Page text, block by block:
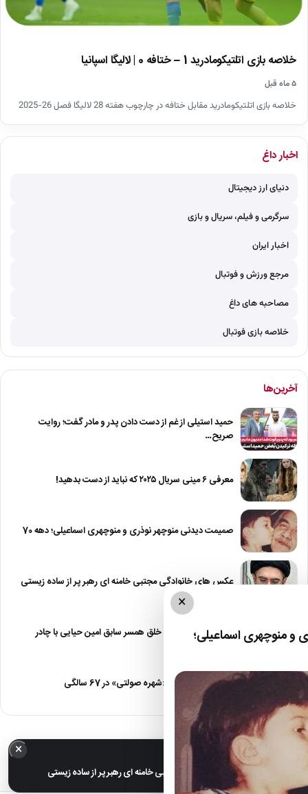
خلاصه بازی اتلتیکومادرید 1 – ختافه 0 | لالیگا اسپانیا
۵ ماه قبل
خلاصه بازی اتلتیکومادرید مقابل ختافه در چارچوب هفته 28 لالیگا فصل 26-2025
اخبار داغ
دنیای ارز دیجیتال
سرگرمی و فیلم، سریال و بازی
اخبار ایران
مرجع ورزش و فوتبال
مصاحبه های داغ
خلاصه بازی فوتبال
آخرین‌ها
حمید استیلی از غم از دست دادن پدر و مادر گفت؛ روایت
صریح…
معرفی ۶ مینی سریال ۲۰۲۵ که نباید از دست بدهید!
صمیمت دیدنی منوچهر نوذری و منوچهری اسماعیلی؛ دهه 70
عکس های خانوادگی مجتبی خامنه ای رهبر پر از ساده زیستی
عکس| نیلوفر خوش خلق همسر سابق امین حیایی با چادر
عکس| تغییر چهره «شهره صولتی» در 67 سالگی
×
منوچهری اسماعیلی؛
× خبر مهم
عکس های خانوادگی مجتبی خامنه ای رهبر پر از ساده زیستی